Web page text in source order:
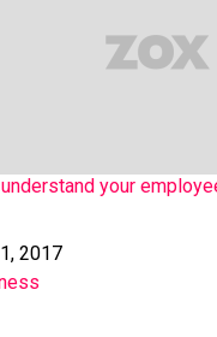
your
2017
to